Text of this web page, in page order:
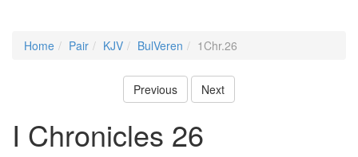
Home Pair KJV BulVeren 1Chr.26
Previous Next
I Chronicles 26